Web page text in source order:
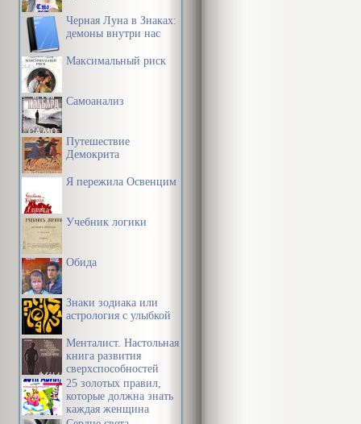
Черная Луна в Знаках:
демоны внутри нас
Максимальный риск
Самоанализ
Путешествие
Демокрита
Я пережила Освенцим
Учебник логики
Обида
Знаки зодиака или
астрология с улыбкой
Менталист. Настольная
книга развития
сверхспособностей
сознания
25 золотых правил,
которые должна знать
каждая женщина